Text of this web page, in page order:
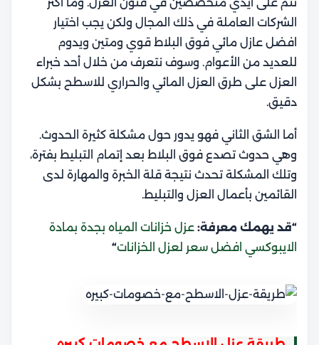
الشركات العاملة في ذلك المجال ولكن يجب اختيار
افضل عازل مائي فوق البلاط قوي ومتين ويدوم
للعديد من الأعوام. وسوف نتعرف من خلال أحد خبراء
العزل على طرق العزل المائي والحراري للاسطح بشكل
دقيق.
أما الشق الثاني فهو يدور حول مشكلة كثيرة الحدوث.
وهي حدوث تصدع فوق البلاط بعد إتمام التبليط بفترة،
وتلك المشكلة تحدث نتيجة قلة الخبرة والمهارة لدى
القائمين بأعمال العزل والتبليط.
“قد يهمك معرفة: عزل خزانات المياه بجدة بمادة
الايبوكسي افضل سعر لعزل الخزانات“